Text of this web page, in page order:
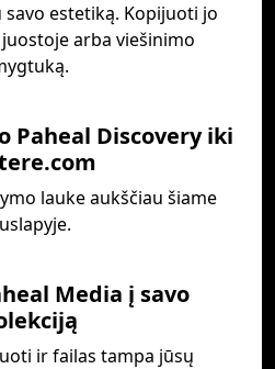
estetiką. Kopijuoti jo
juostoje arba viešinimo
Paheal Discovery iki
lauke aukščiau šiame
Media į savo
ir failas tampa jūsų